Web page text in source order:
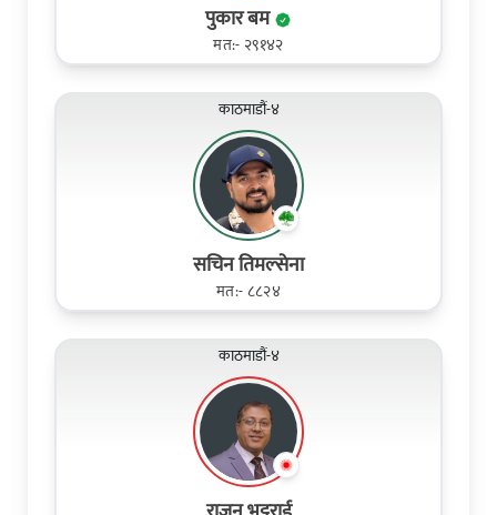
पुकार बम
मत:- २९१४२
काठमाडौं-४
सचिन तिमल्सेना
मत:- ८८२४
काठमाडौं-४